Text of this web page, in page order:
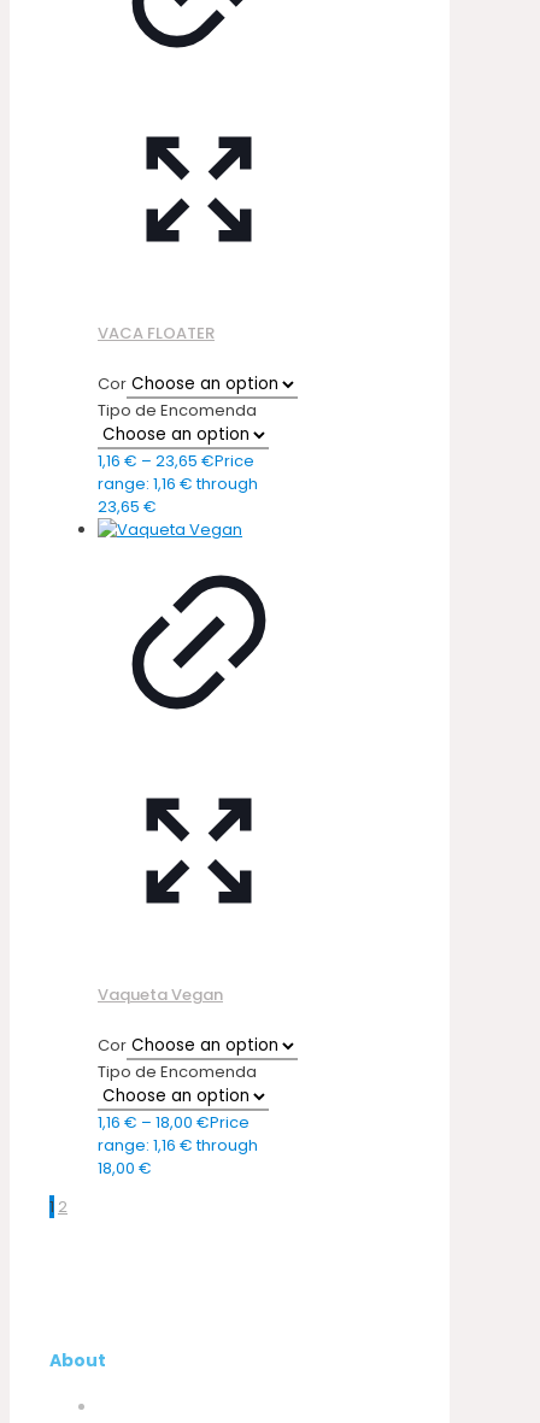
VACA FLOATER
Cor
Tipo de Encomenda
1,16 € – 23,65 €Price
range: 1,16 € through
23,65 €
Vaqueta Vegan
Cor
Tipo de Encomenda
1,16 € – 18,00 €Price
range: 1,16 € through
18,00 €
1 2
About